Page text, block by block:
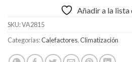
Añadir a la lista
SKU:VA2815
Categorías:Calefactores,Climatización